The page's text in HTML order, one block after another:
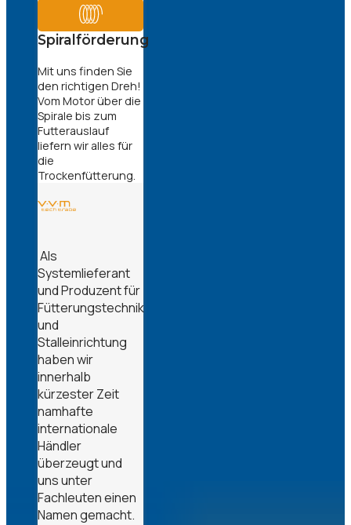
Spiralförderung
Mit uns finden Sie
den richtigen Dreh!
Vom Motor über die
Spirale bis zum
Futterauslauf
liefern wir alles für
die
Trockenfütterung.
Als
Systemlieferant
und Produzent für
Fütterungstechnik
und
Stalleinrichtung
haben wir
innerhalb
kürzester Zeit
namhafte
internationale
Händler
überzeugt und
uns unter
Fachleuten einen
Namen gemacht.